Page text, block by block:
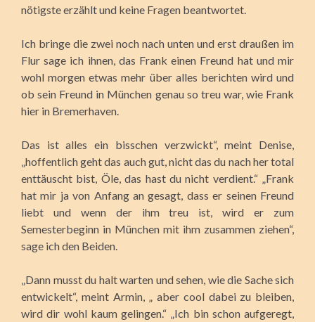
nötigste erzählt und keine Fragen beantwortet.
Ich bringe die zwei noch nach unten und erst draußen im
Flur sage ich ihnen, das Frank einen Freund hat und mir
wohl morgen etwas mehr über alles berichten wird und
ob sein Freund in München genau so treu war, wie Frank
hier in Bremerhaven.
Das ist alles ein bisschen verzwickt“, meint Denise,
„hoffentlich geht das auch gut, nicht das du nach her total
enttäuscht bist, Öle, das hast du nicht verdient.“ „Frank
hat mir ja von Anfang an gesagt, dass er seinen Freund
liebt und wenn der ihm treu ist, wird er zum
Semesterbeginn in München mit ihm zusammen ziehen“,
sage ich den Beiden.
„Dann musst du halt warten und sehen, wie die Sache sich
entwickelt“, meint Armin, „ aber cool dabei zu bleiben,
wird dir wohl kaum gelingen.“ „Ich bin schon aufgeregt,